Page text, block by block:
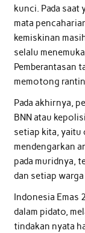
kunci. Pada saat
mata
kemiskinan
selalu
Pemberantasan
memotong
Pada akhirnya,
BNN atau
setiap kita, yaitu
mendengarkan
pada muridnya,
dan setiap
Indonesia Emas
dalam pidato,
tindakan nyata